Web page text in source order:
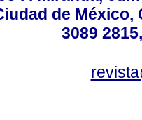
de México,
3089